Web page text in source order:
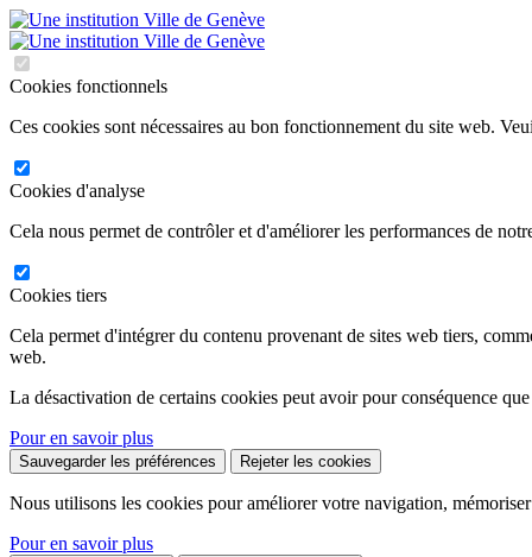
Cookies fonctionnels
Ces cookies sont nécessaires au bon fonctionnement du site web.
Cookies d'analyse
Cela nous permet de contrôler et d'améliorer les performances de
Cookies tiers
Cela permet d'intégrer du contenu provenant de sites web tiers,
web.
La désactivation de certains cookies peut avoir pour conséquence
Pour en savoir plus
Sauvegarder les préférences Rejeter les cookies
Nous utilisons les cookies pour améliorer votre navigation,
Pour en savoir plus